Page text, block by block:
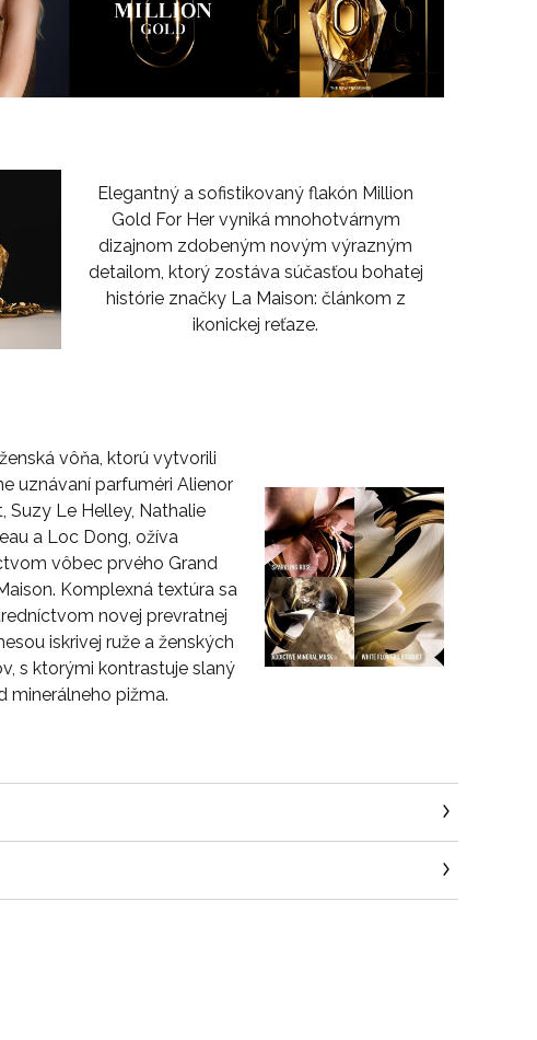
Elegantný a sofistikovaný flakón Million
Gold For Her vyniká mnohotvárnym
dizajnom zdobeným novým výrazným
detailom, ktorý zostáva súčasťou bohatej
histórie značky La Maison: článkom z
ikonickej reťaze.
vôňa, ktorú vytvorili
uznávaní parfuméri Alienor
Suzy Le Helley, Nathalie
a Loc Dong, ožíva
vôbec prvého Grand
Komplexná textúra sa
novej prevratnej
iskrivej ruže a ženských
s ktorými kontrastuje slaný
minerálneho pižma.